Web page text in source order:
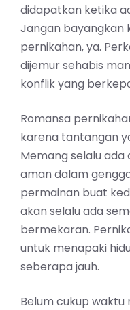
didapatkan ketika
Jangan bayangkan
pernikahan, ya.
dijemur sehabis
konflik yang
Romansa
karena tantangan
Memang selalu
aman dalam
permainan buat
akan selalu ada
bermekaran.
untuk menapaki
seberapa jauh.
Belum cukup